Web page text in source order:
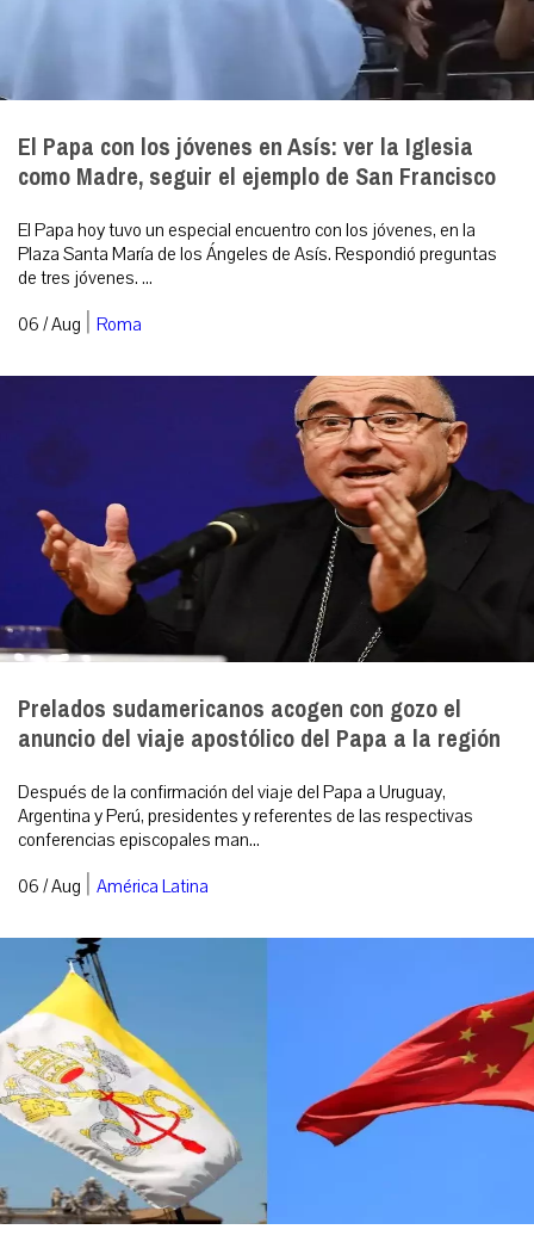
El Papa con los jóvenes en Asís: ver la Iglesia
como Madre, seguir el ejemplo de San Francisco
El Papa hoy tuvo un especial encuentro con los jóvenes, en la
Plaza Santa María de los Ángeles de Asís. Respondió preguntas
de tres jóvenes. ...
06 / Aug | Roma
Prelados sudamericanos acogen con gozo el
anuncio del viaje apostólico del Papa a la región
Después de la confirmación del viaje del Papa a Uruguay,
Argentina y Perú, presidentes y referentes de las respectivas
conferencias episcopales man...
06 / Aug | América Latina